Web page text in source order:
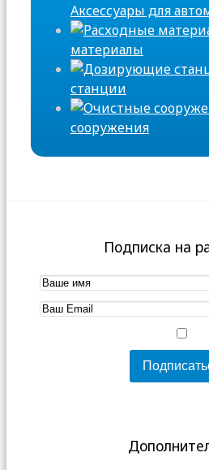
Аксессуары для
материалы
станции
сооружения
Подписка на